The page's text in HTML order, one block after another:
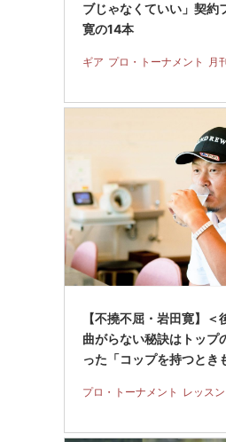
ブじゃなくていい」契約
寛の14本
ギア プロ・トーナメント
月
【不撓不屈・岩田寛】＜
曲がらない秘訣はトップ
った「コップを持つとき
プロ・トーナメント レッスン